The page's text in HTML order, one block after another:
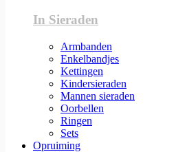
In Sieraden
Armbanden
Enkelbandjes
Kettingen
Kindersieraden
Mannen sieraden
Oorbellen
Ringen
Sets
Opruiming